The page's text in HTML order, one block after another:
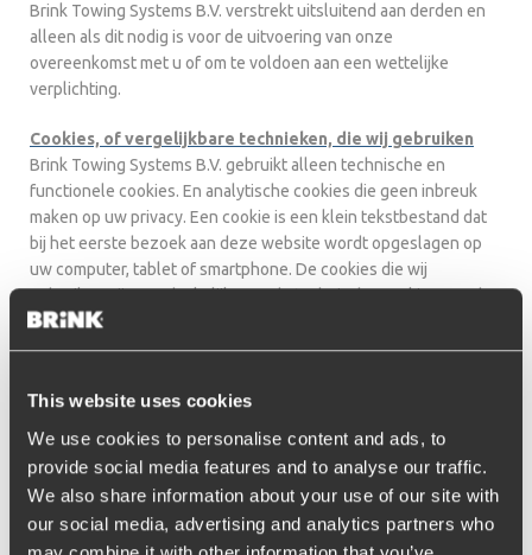
This website uses cookies
We use cookies to personalise content and ads, to
provide social media features and to analyse our traffic.
We also share information about your use of our site with
our social media, advertising and analytics partners who
Brink Towing Systems B.V. verstrekt uitsluitend aan derden en
alleen als dit nodig is voor de uitvoering van onze
overeenkomst met u of om te voldoen aan een wettelijke
verplichting.
Cookies, of vergelijkbare technieken, die wij gebruiken
Brink Towing Systems B.V. gebruikt alleen technische en
functionele cookies. En analytische cookies die geen inbreuk
maken op uw privacy. Een cookie is een klein tekstbestand dat
bij het eerste bezoek aan deze website wordt opgeslagen op
uw computer, tablet of smartphone. De cookies die wij
gebruiken zijn noodzakelijk voor de technische werking van de
website en uw gebruiksgemak. Ze zorgen ervoor dat de
website naar behoren werkt en onthouden bijvoorbeeld uw
optimaliseren. U kunt zich afmelden voor cookies door uw
opslaat. Daarnaast kunt u ook alle informatie die eerder is
opgeslagen via de instellingen van uw browser verwijderen.
Gegevens inzien, aanpassen of verwijderen